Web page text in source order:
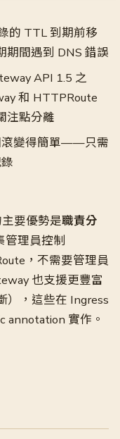
的 TTL 到期前移
期間遇到 DNS 錯誤
API 1.5 之
和 HTTPRoute
注點分離
滾變得簡單——只需
要優勢是職責分
管理員控制
，不需要管理員
也支援更豐富
），這些在 Ingress
annotation 實作。